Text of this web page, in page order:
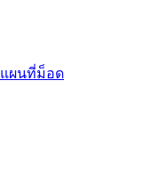
แผนที่ม็อด